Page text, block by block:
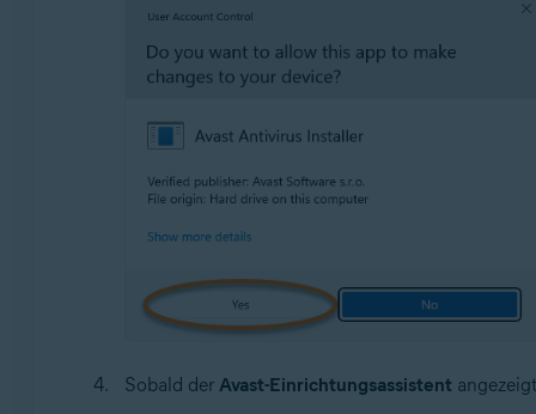
Sobald der Avast-Einrichtungsassistent